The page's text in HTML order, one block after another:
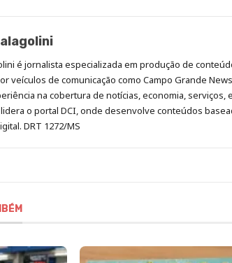
é jornalista especializada em produção de
veículos de comunicação como Campo Grande
na cobertura de notícias, economia,
o portal DCI, onde desenvolve conteúdos
DRT 1272/MS